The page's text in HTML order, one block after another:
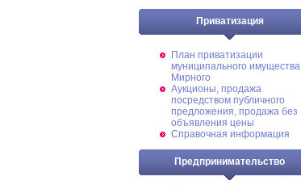
Приватизация
План приватизации
муниципального имущества
Мирного
Аукционы, продажа
посредством публичного
предложения, продажа без
объявления цены
Справочная информация
Предпринимательство